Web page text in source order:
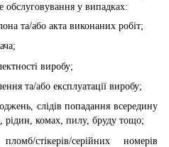
обслуговування у випадках:
та/або акта виконаних робіт;
виробу;
та/або експлуатації виробу;
слідів попадання всередину
рідин, комах, пилу, бруду тощо;
стікерів/серійних номерів